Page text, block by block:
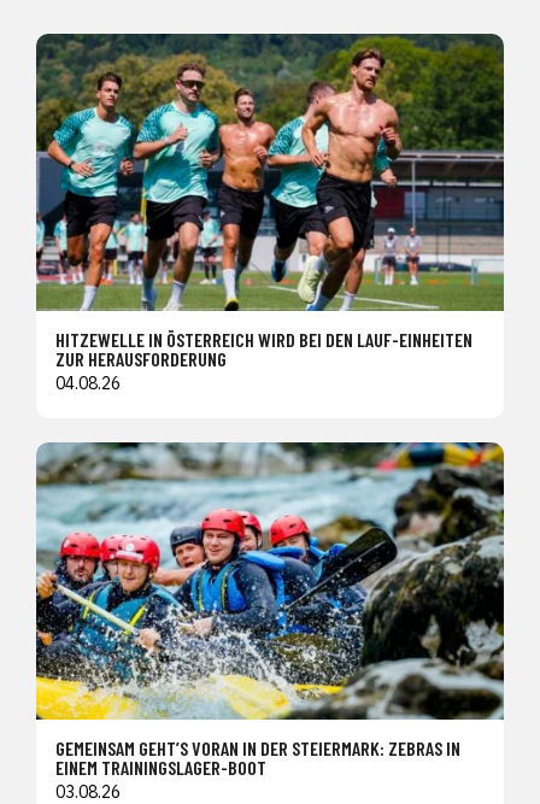
HITZEWELLE IN ÖSTERREICH WIRD BEI DEN LAUF-EINHEITEN
ZUR HERAUSFORDERUNG
04.08.26
GEMEINSAM GEHT’S VORAN IN DER STEIERMARK: ZEBRAS IN
EINEM TRAININGSLAGER-BOOT
03.08.26